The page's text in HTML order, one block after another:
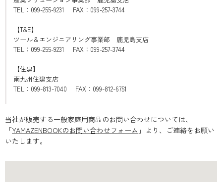
TEL：099-255-9231 FAX：099-257-3744
【T&E】
ツール＆エンジニアリング事業部 鹿児島支店
TEL：099-255-9231 FAX：099-257-3744
【住建】
南九州住建支店
TEL：099-813-7040 FAX：099-812-6751
当社が販売する一般家庭用商品のお問い合わせについては、
「YAMAZENBOOKのお問い合わせフォーム 」より、ご連絡をお願い
いたします。